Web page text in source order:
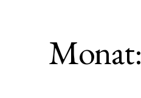
Monat: